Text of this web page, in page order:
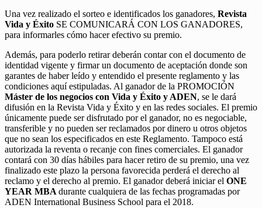
Una vez realizado el sorteo e identificados los ganadores, Revista
Vida y Éxito SE COMUNICARÁ CON LOS GANADORES,
para informarles cómo hacer efectivo su premio.
Además, para poderlo retirar deberán contar con el documento de
identidad vigente y firmar un documento de aceptación donde son
garantes de haber leído y entendido el presente reglamento y las
condiciones aquí estipuladas. Al ganador de la PROMOCIÓN
Máster de los negocios con Vida y Éxito y ADEN, se le dará
difusión en la Revista Vida y Éxito y en las redes sociales. El premio
únicamente puede ser disfrutado por el ganador, no es negociable,
transferible y no pueden ser reclamados por dinero u otros objetos
que no sean los especificados en este Reglamento. Tampoco está
autorizada la reventa o recanje con fines comerciales. El ganador
contará con 30 días hábiles para hacer retiro de su premio, una vez
finalizado este plazo la persona favorecida perderá el derecho al
reclamo y el derecho al premio. El ganador deberá iniciar el ONE
YEAR MBA durante cualquiera de las fechas programadas por
ADEN International Business School para el 2018.